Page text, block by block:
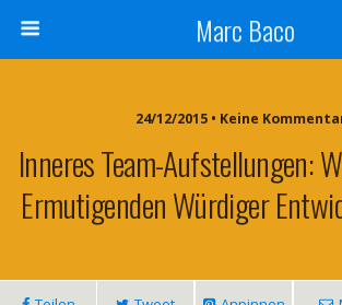
Marc Baco
24/12/2015 • Keine
Inneres Team-Aufstellungen:
Ermutigenden Würdiger